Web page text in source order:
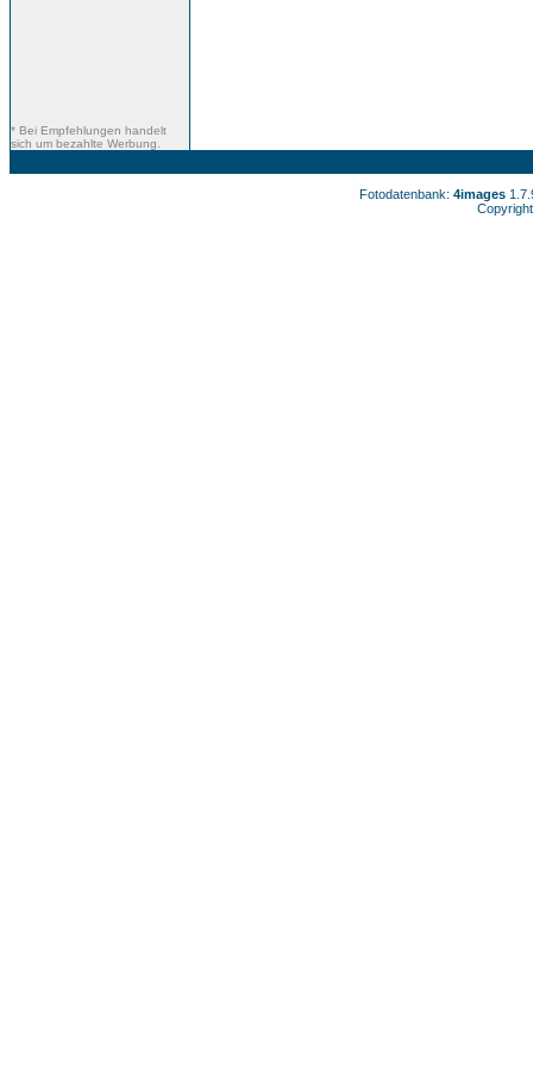
* Bei Empfehlungen handelt
sich um bezahlte Werbung.
Fotodatenbank: 4images